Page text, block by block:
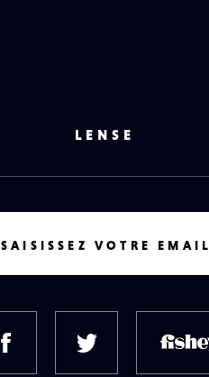
LENSE
SAISISSEZ VOTRE EMAIL
FACEBOOK TWITTER